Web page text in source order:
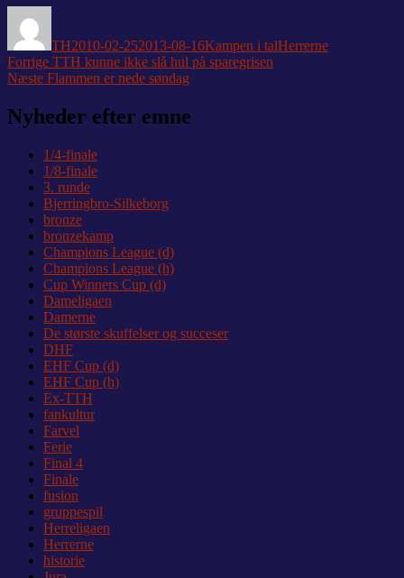
TH2010-02-252013-08-16Kampen i talHerrerne
Indlægsnavigation
Forrige Forrige
indlæg:
TTH kunne ikke slå hul på sparegrisen
Næste Næste
Flammen er nede søndag
Nyheder efter emne
1/4-finale
1/8-finale
3. runde
Bjerringbro-Silkeborg
bronze
bronzekamp
Champions League (d)
Champions League (h)
Cup Winners Cup (d)
Dameligaen
Damerne
De største skuffelser og succeser
DHF
EHF Cup (d)
EHF Cup (h)
Ex-TTH
fankultur
Farvel
Ferie
Final 4
Finale
fusion
gruppespil
Herreligaen
Herrerne
historie